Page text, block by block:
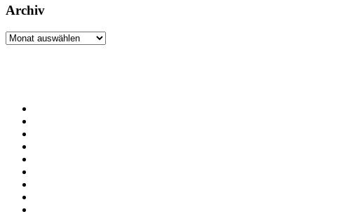
Archiv
Archiv